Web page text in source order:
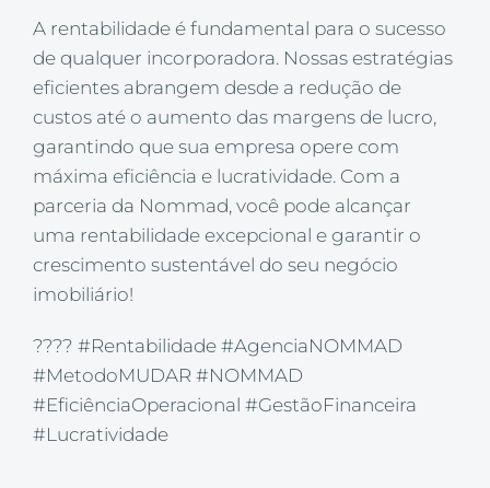
A rentabilidade é fundamental para o sucesso
de qualquer incorporadora. Nossas estratégias
eficientes abrangem desde a redução de
custos até o aumento das margens de lucro,
garantindo que sua empresa opere com
máxima eficiência e lucratividade. Com a
parceria da Nommad, você pode alcançar
uma rentabilidade excepcional e garantir o
crescimento sustentável do seu negócio
imobiliário!
???? #Rentabilidade #AgenciaNOMMAD
#MetodoMUDAR #NOMMAD
#EficiênciaOperacional #GestãoFinanceira
#Lucratividade